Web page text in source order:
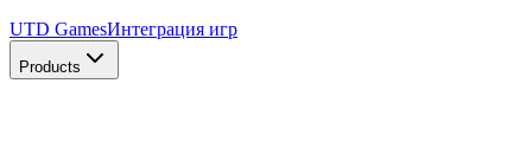
UTD GamesИнтеграция игр
Products